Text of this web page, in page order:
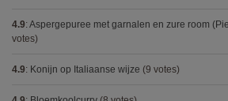
4.9: Aspergepuree met garnalen en zure room
votes)
4.9: Konijn op Italiaanse wijze (9 votes)